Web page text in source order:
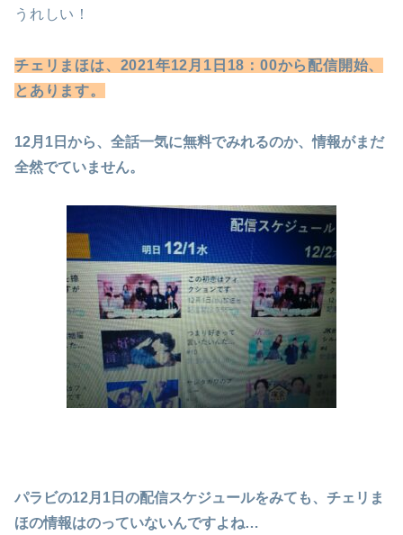
うれしい！
チェリまほは、2021年12月1日18：00から配信開始、
とあります。
12月1日から、全話一気に無料でみれるのか、情報がまだ
全然でていません。
パラビの12月1日の配信スケジュールをみても、チェリま
ほの情報はのっていないんですよね…